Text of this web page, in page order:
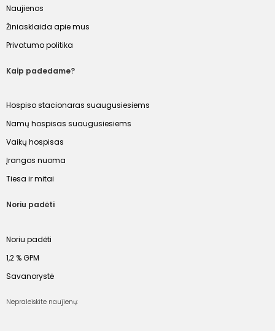
Naujienos
Žiniasklaida apie mus
Privatumo politika
Kaip padedame?
Hospiso stacionaras suaugusiesiems
Namų hospisas suaugusiesiems
Vaikų hospisas
Įrangos nuoma
Tiesa ir mitai
Noriu padėti
Noriu padėti
1,2 % GPM
Savanorystė
Nepraleiskite naujienų: